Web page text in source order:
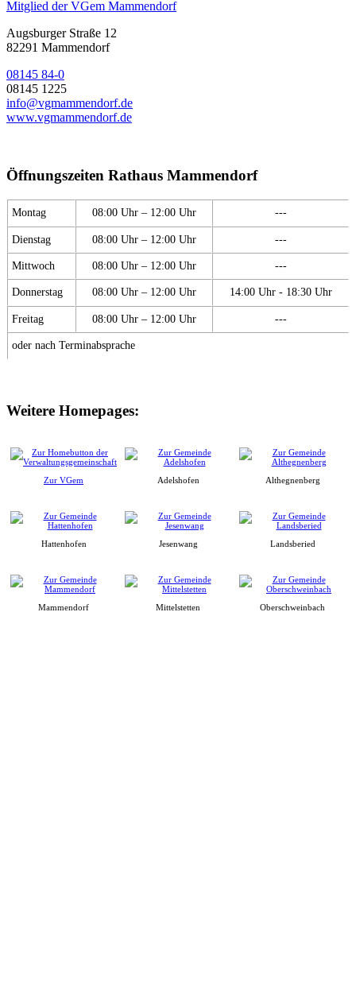
Mitglied der VGem Mammendorf
Augsburger Straße 12
82291 Mammendorf
08145 84-0
08145 1225
info@vgmammendorf.de
www.vgmammendorf.de
Öffnungszeiten Rathaus Mammendorf
Montag 08:00 Uhr – 12:00 Uhr ---
Dienstag 08:00 Uhr – 12:00 Uhr ---
Mittwoch 08:00 Uhr – 12:00 Uhr ---
Donnerstag 08:00 Uhr – 12:00 Uhr 14:00 Uhr - 18:30 Uhr
Freitag 08:00 Uhr – 12:00 Uhr ---
oder nach Terminabsprache
Weitere Homepages:
Zur VGem Adelshofen Althegnenberg
Hattenhofen Jesenwang Landsberied
Mammendorf Mittelstetten Oberschweinbach